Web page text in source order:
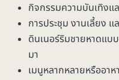
กิจกรรมความบันเทิงแ
การประชุม งานเลี้ยง แ
ดินเนอร์ริมชายหาดแบบ
มา
เมนูหลากหลายหรืออา